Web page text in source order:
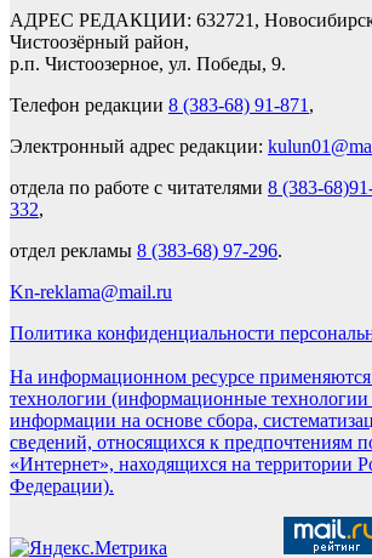
АДРЕС РЕДАКЦИИ: 632721,
Чистоозёрный район,
р.п. Чистоозерное, ул. Победы, 9.
Телефон редакции 8 (383-68) 91-871 ,
Электронный адрес редакции:
отдела по работе с читателями 8 (383-
332,
отдел рекламы 8 (383-68) 97-296.
Kn-reklama@mail.ru
Политика конфиденциальности
На информационном ресурсе применяются
технологии (информационные технологии
информации на основе сбора,
сведений, относящихся к предпочтениям
«Интернет», находящихся на территории
Федерации).